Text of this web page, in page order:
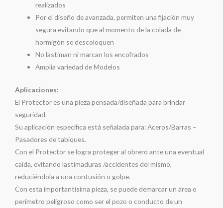
realizados
Por el diseño de avanzada, permiten una fijación muy
segura evitando que al momento de la colada de
hormigón se descoloquen
No lastiman ni marcan los encofrados
Amplia variedad de Modelos
Aplicaciones:
El Protector es una pieza pensada/diseñada para brindar
seguridad.
Su aplicación específica está señalada para: Aceros/Barras –
Pasadores de tabiques.
Con el Protector se logra proteger al obrero ante una eventual
caída, evitando lastimaduras /accidentes del mismo,
reduciéndola a una contusión o golpe.
Con esta importantísima pieza, se puede demarcar un área o
perímetro peligroso como ser el pozo o conducto de un